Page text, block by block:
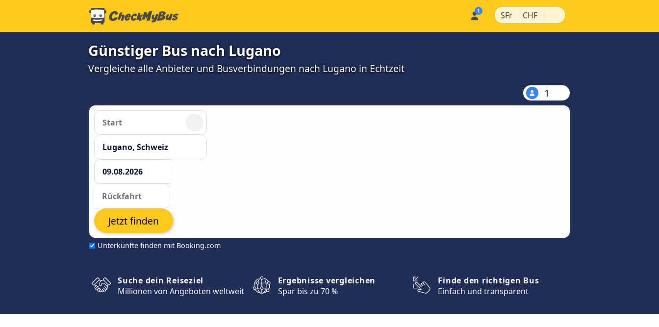
SFr | CHF |
Günstiger Bus nach Lugano
Vergleiche alle Anbieter und Busverbindungen nach Lugano in Echtzeit
1
Unterkünfte finden mit Booking.com
Jetzt finden
Suche dein Reiseziel
Millionen von Angeboten weltweit
Ergebnisse vergleichen
Spar bis zu 70 %
Finde den richtigen Bus
Einfach und transparent